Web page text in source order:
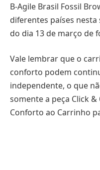
B-Agile Brasil Fossil
diferentes países
do dia 13 de março de
Vale lembrar que o
conforto podem
independente, o que
somente a peça Click
Conforto ao Carrinho